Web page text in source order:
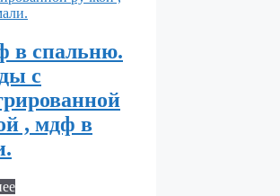
в спальню.
с
, мдф в